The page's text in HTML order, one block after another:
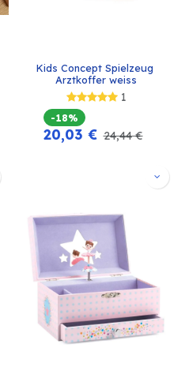
Kids Concept Spielzeug
Arztkoffer weiss
1
-18%
20,03 € 24,44€